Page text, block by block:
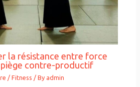
la résistance entre force
contre-productif
/Fitness / By admin